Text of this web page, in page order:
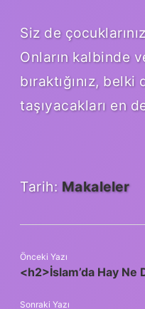
Siz de
Onların kalbinde
bıraktığınız,
taşıyacakları en
Tarih: Makaleler
Önceki Yazı
<h2>İslam’da Hay Ne
Sonraki Yazı